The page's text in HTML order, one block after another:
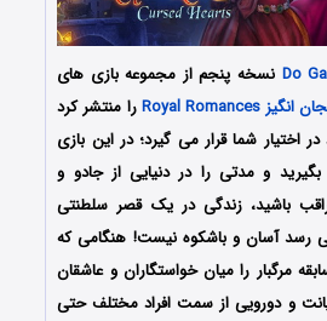
Do نسخه پنجم از مجموعه بازی های
انگیز Royal Romancesرا منتشر کرد
اختیار شما قرار می گیرد؛ در این بازی
و مدتی را در دنیایی از جادو و
باشید، زندگی در یک قصر سلطنتی
رسد آسان و باشکوه نیست! هنگامی که
مرگبار را میان خواستگاران و عاشقان
و دورویی از سمت افراد مختلف حتی